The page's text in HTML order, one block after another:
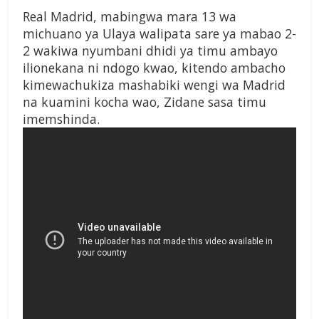
Real Madrid, mabingwa mara 13 wa
michuano ya Ulaya walipata sare ya mabao 2-
2 wakiwa nyumbani dhidi ya timu ambayo
ilionekana ni ndogo kwao, kitendo ambacho
kimewachukiza mashabiki wengi wa Madrid
na kuamini kocha wao, Zidane sasa timu
imemshinda.